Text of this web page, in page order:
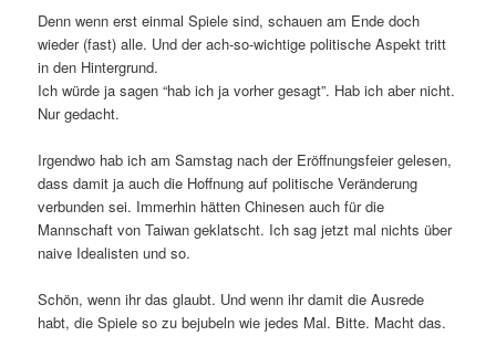
Denn wenn erst einmal Spiele sind, schauen am Ende doch
wieder (fast) alle. Und der ach-so-wichtige politische Aspekt tritt
in den Hintergrund.
Ich würde ja sagen “hab ich ja vorher gesagt”. Hab ich aber nicht.
Nur gedacht.
Irgendwo hab ich am Samstag nach der Eröffnungsfeier gelesen,
dass damit ja auch die Hoffnung auf politische Veränderung
verbunden sei. Immerhin hätten Chinesen auch für die
Mannschaft von Taiwan geklatscht. Ich sag jetzt mal nichts über
naive Idealisten und so.
Schön, wenn ihr das glaubt. Und wenn ihr damit die Ausrede
habt, die Spiele so zu bejubeln wie jedes Mal. Bitte. Macht das.